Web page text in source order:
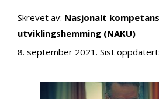
Skrevet av: Nasjonalt
utviklingshemming (NAKU)
8. september 2021 . Sist oppdatert: